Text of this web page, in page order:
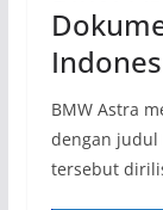
BMW Astra
dengan judul
tersebut